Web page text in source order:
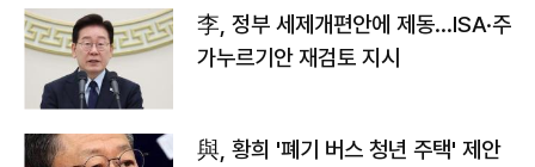
李, 정부 세제개편안에 제동…ISA·주
가누르기안 재검토 지시
與, 황희 '폐기 버스 청년 주택' 제안